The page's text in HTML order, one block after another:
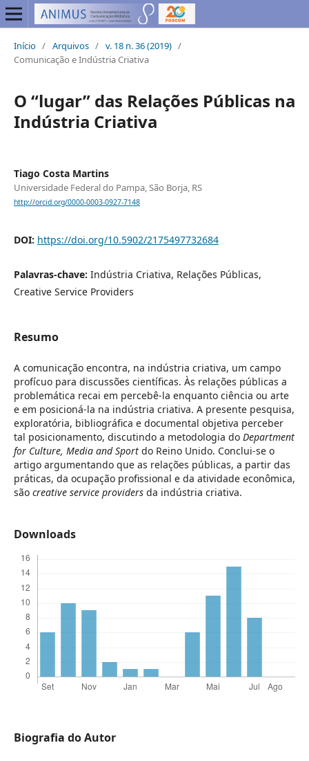
Início / Arquivos / v. 18 n. 36 (2019) /
Comunicação e Indústria Criativa
O “lugar” das Relações Públicas na
Indústria Criativa
Tiago Costa Martins
Universidade Federal do Pampa, São Borja, RS
http://orcid.org/0000-0003-0927-7148
DOI: https://doi.org/10.5902/2175497732684
Palavras-chave: Indústria Criativa, Relações Públicas,
Creative Service Providers
Resumo
A comunicação encontra, na indústria criativa, um campo
profícuo para discussões científicas. Às relações públicas a
problemática recai em percebê-la enquanto ciência ou arte
e em posicioná-la na indústria criativa. A presente pesquisa,
exploratória, bibliográfica e documental objetiva perceber
tal posicionamento, discutindo a metodologia do Department
for Culture, Media and Sportdo Reino Unido. Conclui-se o
artigo argumentando que as relações públicas, a partir das
práticas, da ocupação profissional e da atividade econômica,
são creative service providers da indústria criativa.
Downloads
Biografia do Autor